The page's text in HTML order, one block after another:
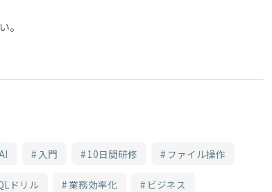
。
入門 10日間研修 ファイル操作
ドリル 業務効率化 ビジネス